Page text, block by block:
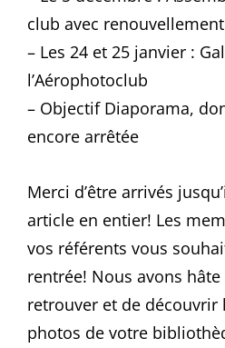
club avec
– Les 24 et 25 janvier :
l’Aérophotoclub
– Objectif Diaporama,
encore arrêtée
Merci d’être arrivés
article en entier! Les
vos référents vous
rentrée! Nous avons
retrouver et de découvrir
photos de votre